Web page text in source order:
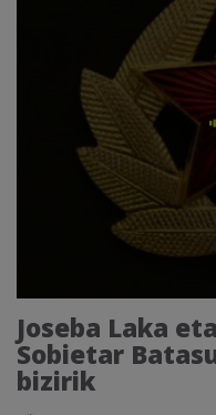
Joseba Laka
Sobietar
bizirik